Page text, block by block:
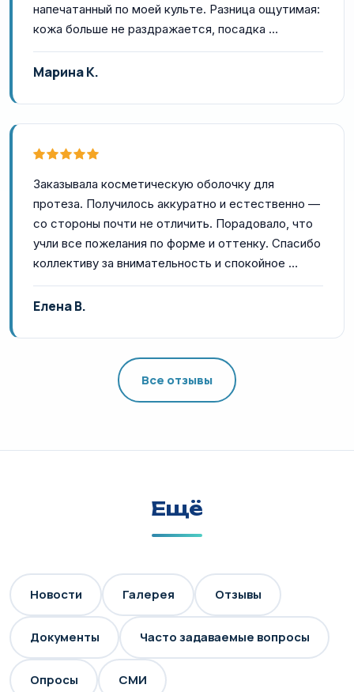
напечатанный по моей культе. Разница ощутимая:
кожа больше не раздражается, посадка …
Марина К.
Заказывала косметическую оболочку для
протеза. Получилось аккуратно и естественно —
со стороны почти не отличить. Порадовало, что
учли все пожелания по форме и оттенку. Спасибо
коллективу за внимательность и спокойное …
Елена В.
Все отзывы
Ещё
Новости Галерея Отзывы
Документы Часто задаваемые вопросы
Опросы СМИ